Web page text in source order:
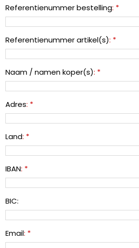
Referentienummer bestelling: *
Referentienummer artikel(s): *
Naam / namen koper(s): *
Adres: *
Land: *
IBAN: *
BIC:
Email: *